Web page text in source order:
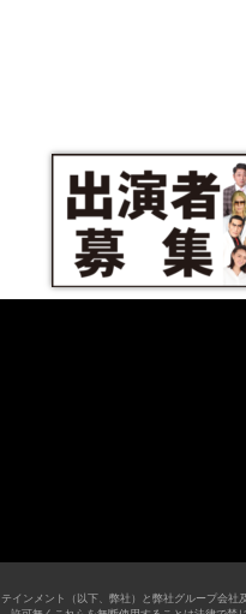
ンメント（以下、弊社）と弊社グループ会社